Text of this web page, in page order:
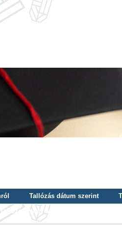
Tallózás dátum szerint
Tallózás nyelv szerint